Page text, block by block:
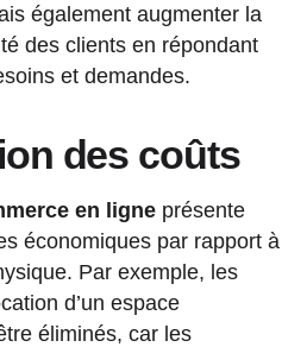
également augmenter la
des clients en répondant
et demandes.
des coûts
en ligne présente
économiques par rapport à
Par exemple, les
d’un espace
éliminés, car les